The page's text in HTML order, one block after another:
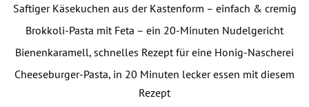
Saftiger Käsekuchen aus der Kastenform – einfach & cremig
Brokkoli-Pasta mit Feta – ein 20-Minuten Nudelgericht
Bienenkaramell, schnelles Rezept für eine Honig-Nascherei
Cheeseburger-Pasta, in 20 Minuten lecker essen mit diesem
Rezept